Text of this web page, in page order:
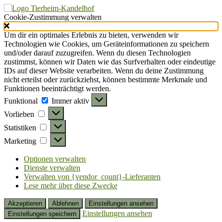
Cookie-Zustimmung verwalten
Um dir ein optimales Erlebnis zu bieten, verwenden wir
Technologien wie Cookies, um Geräteinformationen zu speichern
und/oder darauf zuzugreifen. Wenn du diesen Technologien
zustimmst, können wir Daten wie das Surfverhalten oder eindeutige
IDs auf dieser Website verarbeiten. Wenn du deine Zustimmung
nicht erteilst oder zurückziehst, können bestimmte Merkmale und
Funktionen beeinträchtigt werden.
Funktional
Funktional
Immer aktiv
Vorlieben
Vorlieben
Statistiken Statistiken
Marketing Marketing
Optionen verwalten
Dienste verwalten
Verwalten von {vendor_count}-Lieferanten
Lese mehr über diese Zwecke
Akzeptieren Ablehnen
Einstellungen ansehen
Einstellungen speichern
Einstellungen ansehen